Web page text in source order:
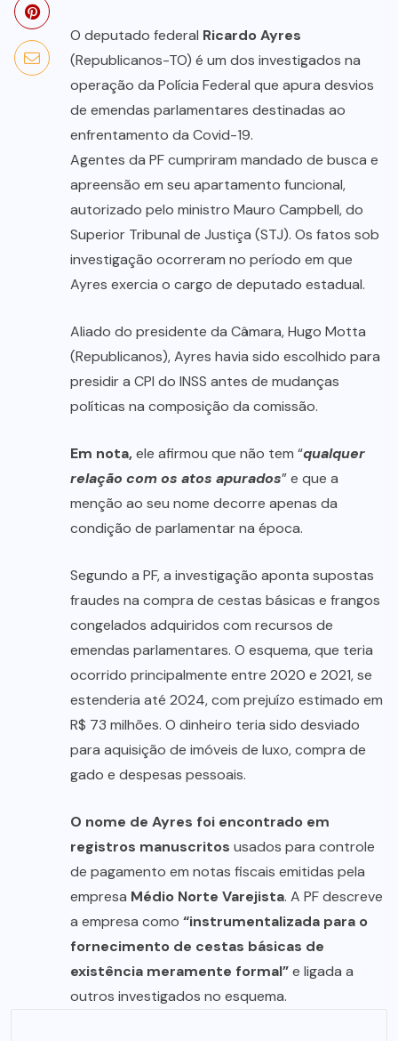
O deputado federal Ricardo Ayres
(Republicanos-TO) é um dos investigados na
operação da Polícia Federal que apura desvios
de emendas parlamentares destinadas ao
enfrentamento da Covid-19.
Agentes da PF cumpriram mandado de busca e
apreensão em seu apartamento funcional,
autorizado pelo ministro Mauro Campbell, do
Superior Tribunal de Justiça (STJ). Os fatos sob
investigação ocorreram no período em que
Ayres exercia o cargo de deputado estadual.
Aliado do presidente da Câmara, Hugo Motta
(Republicanos), Ayres havia sido escolhido para
presidir a CPI do INSS antes de mudanças
políticas na composição da comissão.
Em nota,ele afirmou que não tem “qualquer
relação com os atos apurados” e que a
menção ao seu nome decorre apenas da
condição de parlamentar na época.
Segundo a PF, a investigação aponta supostas
fraudes na compra de cestas básicas e frangos
congelados adquiridos com recursos de
emendas parlamentares. O esquema, que teria
ocorrido principalmente entre 2020 e 2021, se
estenderia até 2024, com prejuízo estimado em
R$ 73 milhões. O dinheiro teria sido desviado
para aquisição de imóveis de luxo, compra de
gado e despesas pessoais.
O nome de Ayres foi encontrado em
registros manuscritos usados para controle
de pagamento em notas fiscais emitidas pela
empresa Médio Norte Varejista. A PF descreve
a empresa como “instrumentalizada para o
fornecimento de cestas básicas de
existência meramente formal”e ligada a
outros investigados no esquema.